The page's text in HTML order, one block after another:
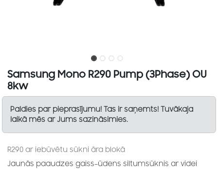
Samsung Mono R290 Pump (3Phase) OU
8kw
Paldies par pieprasījumu! Tas ir saņemts! Tuvākaja
laikā mēs ar Jums sazināsimies.
R290 ar iebūvētu sūkni āra blokā
Jaunās paaudzes gaiss–ūdens siltumsūknis ar videi